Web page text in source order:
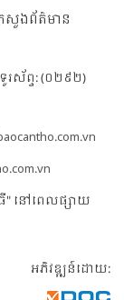
សួងព័ត៌មាន
រស័ព្ទ: (០២៩២)
" នៅពេលផ្សាយ
អភិវឌ្ឍន៍ដោយ: